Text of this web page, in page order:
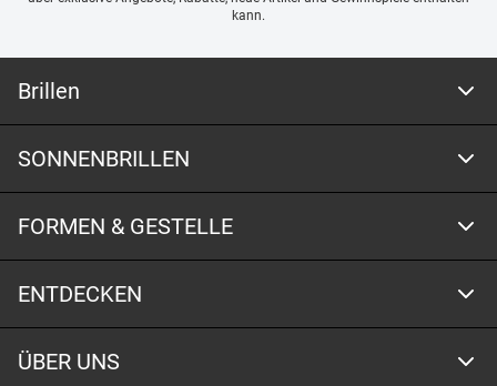
kann.
Brillen
SONNENBRILLEN
FORMEN & GESTELLE
ENTDECKEN
ÜBER UNS